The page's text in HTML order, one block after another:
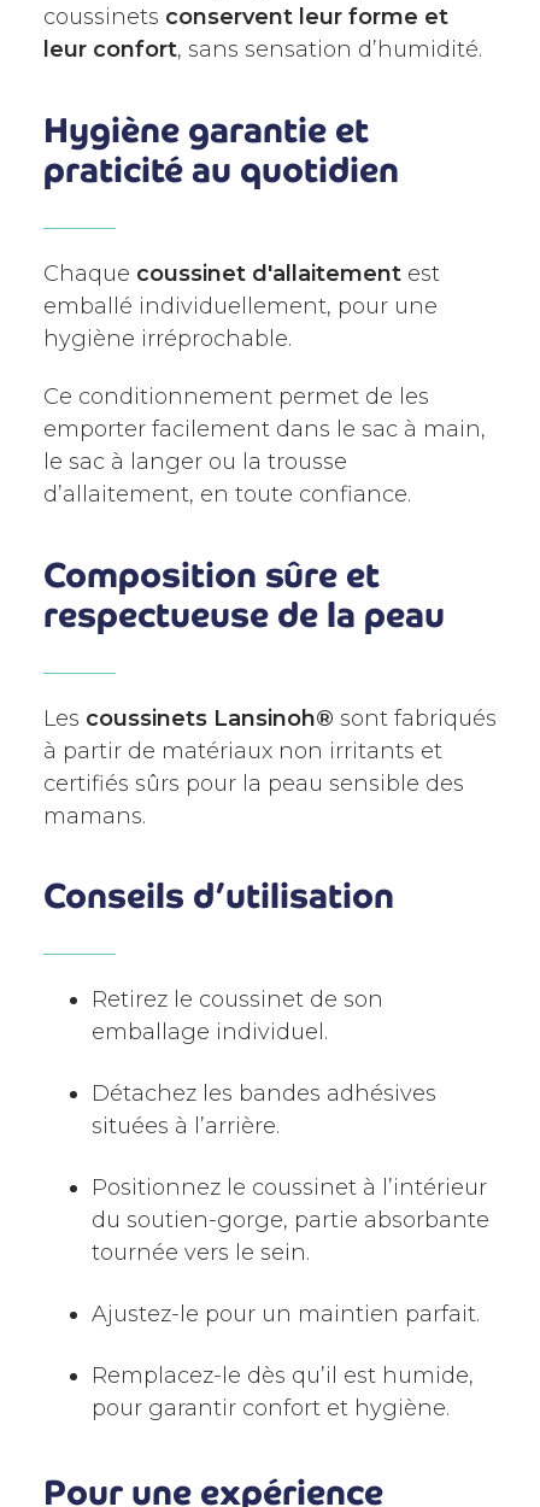
coussinets conservent leur forme et
leur confort, sans sensation d’humidité.
Hygiène garantie et
praticité au quotidien
Chaque coussinet d'allaitement est
emballé individuellement, pour une
hygiène irréprochable.
Ce conditionnement permet de les
emporter facilement dans le sac à main,
le sac à langer ou la trousse
d’allaitement, en toute confiance.
Composition sûre et
respectueuse de la peau
Les coussinets Lansinoh® sont fabriqués
à partir de matériaux non irritants et
certifiés sûrs pour la peau sensible des
mamans.
Conseils d’utilisation
Retirez le coussinet de son
emballage individuel.
Détachez les bandes adhésives
situées à l’arrière.
Positionnez le coussinet à l’intérieur
du soutien-gorge, partie absorbante
tournée vers le sein.
Ajustez-le pour un maintien parfait.
Remplacez-le dès qu’il est humide,
pour garantir confort et hygiène.
Pour une expérience